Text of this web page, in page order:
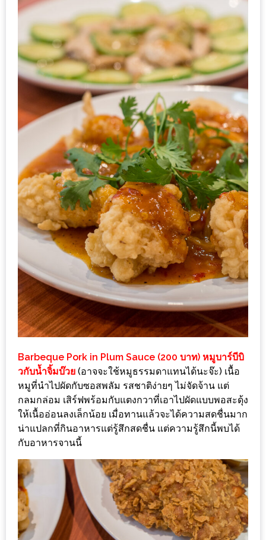
รีวิว
กับ
วงใน
แจก
ฟรี
LINE
GIFTCODE!
ลายแทง
ความ
อร่อย
ทั่ว
เชียงใหม่
ลุ้น
รับ
ประทาน
บุฟเฟ่ต์
ฟรี
ที่
LE
CRYSTAL
เชียงใหม่
ฟรี
2
ลุ้น
รับ
GIFT
VOUCHER
Barbeque Pork in Plum Sauce (200 บาท) หมูบาร์บีบิ
วกับน้ำจิ้มบ๊วย (อาจจะใช้หมูธรรมดาแทนได้นะจ๊ะ) เนื้อ
หมูที่นำไปผัดกับซอสพลัม รสชาติง่ายๆ ไม่จัดจ้าน แต่
กลมกล่อม เสิร์ฟพร้อมกับแตงกวาที่เอาไปผัดแบบพอสะดุ้ง
ให้เนื้ออ่อนลงเล็กน้อย เมื่อทานแล้วจะได้ความสดชื่นมาก
น่าแปลกที่กินอาหารแต่รู้สึกสดชื่น แต่ความรู้สึกนี้พบได้
กับอาหารจานนี้